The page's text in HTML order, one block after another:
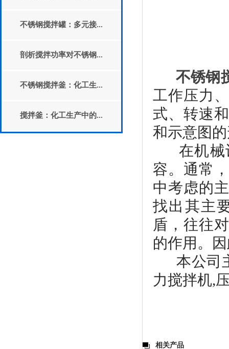
不锈钢
工作压力
式、转速
和示意图
在机械
容。通常
中考虑的
找出其主
盾，往往
的作用。
本公司主
力搅拌机,
相关产品
不锈钢搅拌罐：多元接...
剖析搅拌功率对不锈钢...
不锈钢搅拌釜：化工生...
搅拌釜：化工生产中的...